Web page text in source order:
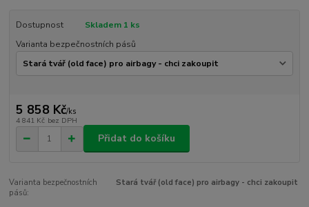
Dostupnost
Skladem 1 ks
Varianta bezpečnostních pásů
5 858 Kč/ks
4 841 Kč bez DPH
Přidat do košíku
Varianta bezpečnostních
pásů:
Stará tvář (old face) pro airbagy - chci zakoupit